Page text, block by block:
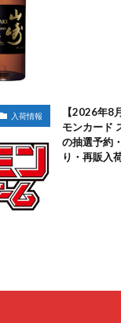
入荷情報
【2026年8
モンカード
の抽選予約
り・再販入